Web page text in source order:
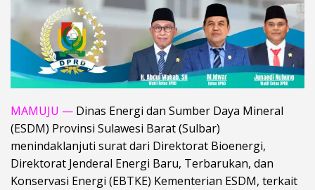
MAMUJU — Dinas Energi dan Sumber Daya Mineral
(ESDM) Provinsi Sulawesi Barat (Sulbar)
menindaklanjuti surat dari Direktorat Bioenergi,
Direktorat Jenderal Energi Baru, Terbarukan, dan
Konservasi Energi (EBTKE) Kementerian ESDM, terkait